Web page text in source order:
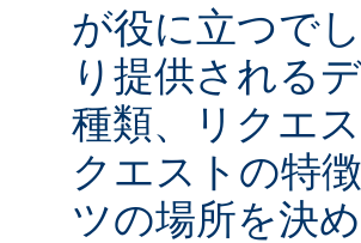
が役に立つで
り提供される
種類、リクエ
クエストの特
ツの場所を決